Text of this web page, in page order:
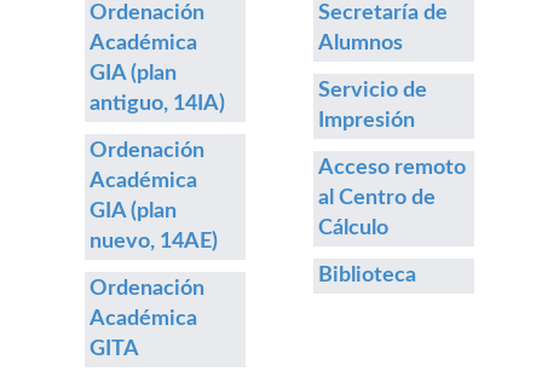
Ordenación
Académica
GIA (plan
antiguo, 14IA)
Ordenación
Académica
GIA (plan
nuevo, 14AE)
Ordenación
Académica
GITA
Secretaría de
Alumnos
Servicio de
Impresión
Acceso remoto
al Centro de
Cálculo
Biblioteca